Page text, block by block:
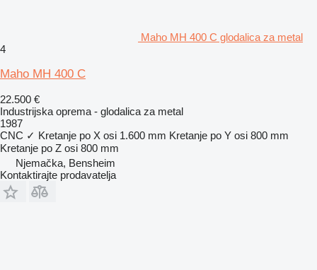
Maho MH 400 C glodalica za metal
4
Maho MH 400 C
22.500 €
Industrijska oprema - glodalica za metal
1987
CNC ✓ Kretanje po X osi 1.600 mm Kretanje po Y osi 800 mm
Kretanje po Z osi 800 mm
Njemačka, Bensheim
Kontaktirajte prodavatelja